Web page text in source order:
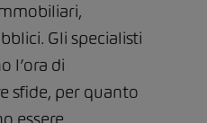
Gli specialisti
l’ora di
sfide, per quanto